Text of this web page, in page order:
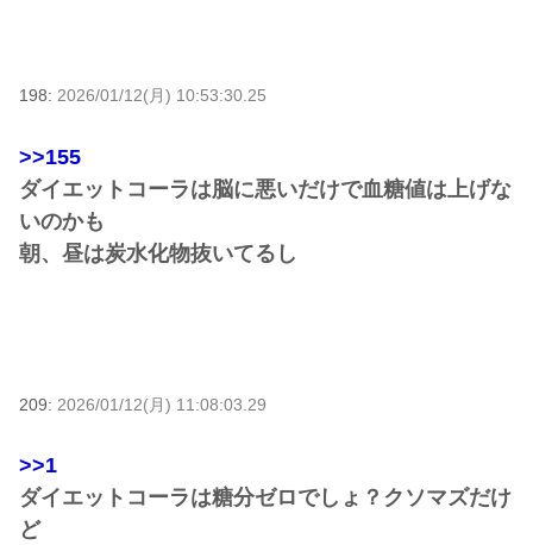
198: 2026/01/12(月) 10:53:30.25
>>155
ダイエットコーラは脳に悪いだけで血糖値は上げな
いのかも
朝、昼は炭水化物抜いてるし
209: 2026/01/12(月) 11:08:03.29
>>1
ダイエットコーラは糖分ゼロでしょ？クソマズだけ
ど